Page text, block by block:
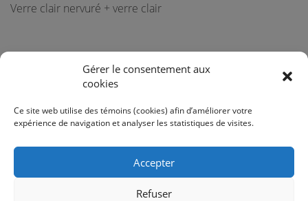
Gérer le consentement aux
cookies
Ce site web utilise des témoins (cookies) afin d’améliorer votre
expérience de navigation et analyser les statistiques de visites.
Accepter
Refuser
Verre clair nervuré + verre clair
PARTAGER SUR :
TROUVER LE MAGASIN LE PLUS PRÈS DE CHEZ VOUS
CHANGER DE MAGASIN